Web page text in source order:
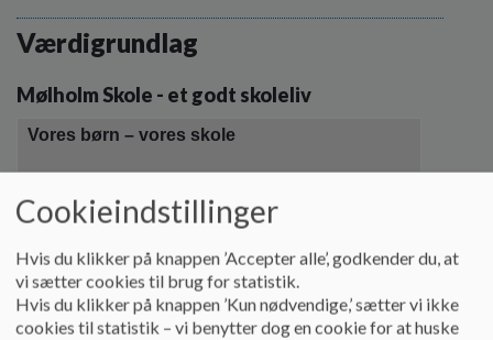
Værdigrundlag
Mølholm Skole - et godt skoleliv
Vores børn – vores skole
Læs mere
Cookieindstillinger
Hvis du klikker på knappen ’Accepter alle’, godkender du, at
vi sætter cookies til brug for statistik.
Hvis du klikker på knappen ’Kun nødvendige,’ sætter vi ikke
cookies til statistik – vi benytter dog en cookie for at huske